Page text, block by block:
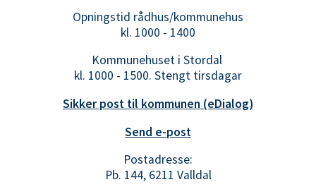
Opningstid rådhus/kommunehus
kl. 1000 - 1400
Kommunehuset i Stordal
kl. 1000 - 1500. Stengt tirsdagar
Sikker post til kommunen (eDialog)
Send e-post
Postadresse:
Pb. 144, 6211 Valldal